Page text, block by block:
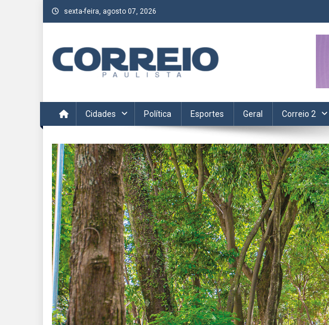
Skip
to
sexta-feira, agosto 07, 2026
Acompanhe as últimas notícias da região no Correio Paulista.
Cidades Política Esportes Geral Correio 2